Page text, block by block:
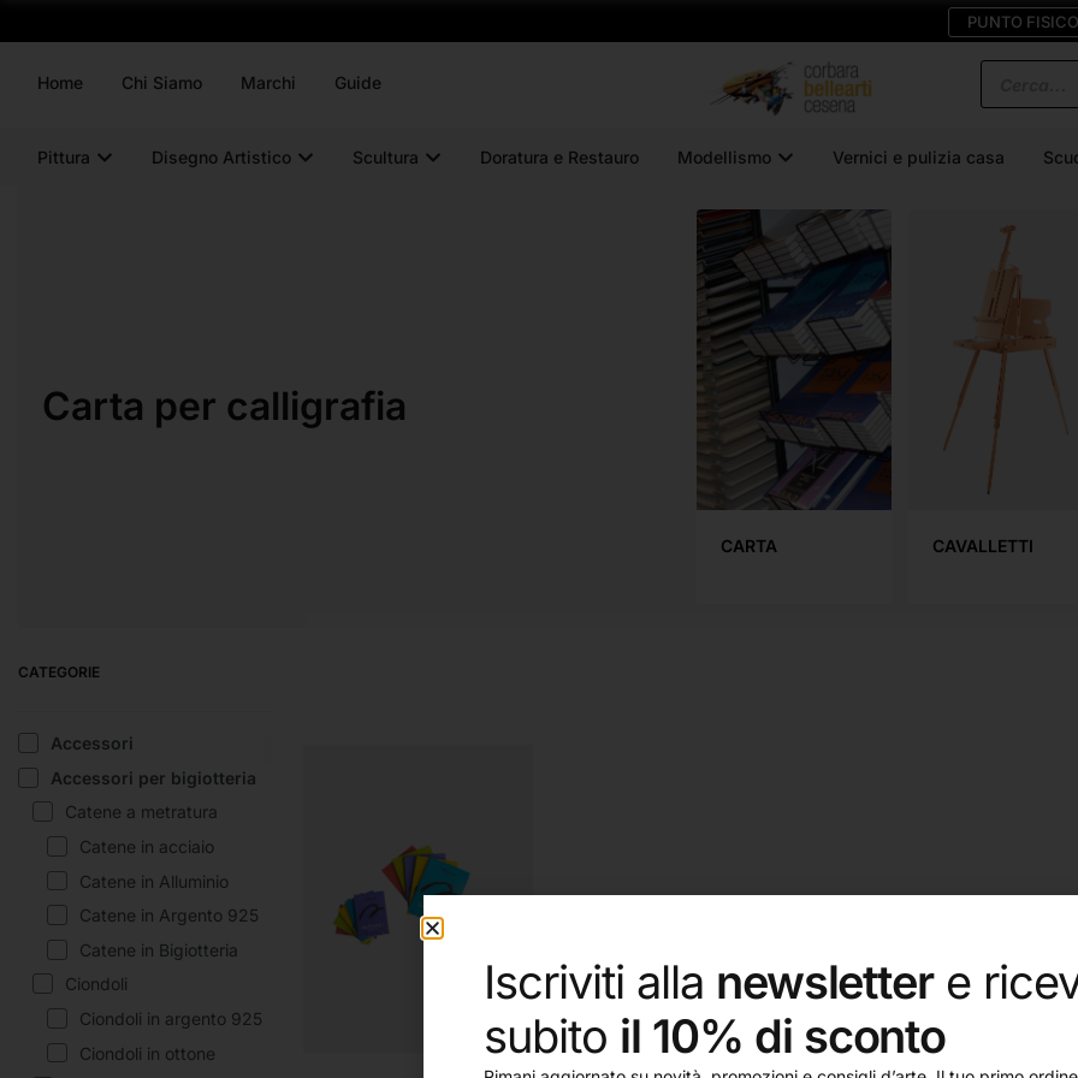
PUNTO FISICO
Home Chi Siamo Marchi Guide
Pittura Disegno Artistico Scultura Doratura e Restauro Modellismo Vernici e pulizia casa
Carta per calligrafia
CARTA CAVALLETTI
CATEGORIE
Accessori
Accessori per bigiotteria
Catene a metratura
Catene in acciaio
Catene in Alluminio
Catene in Argento 925
Catene in Bigiotteria
Ciondoli
Ciondoli in argento 925
Ciondoli in ottone
Iscriviti alla newslettere
subito il 10% di sconto